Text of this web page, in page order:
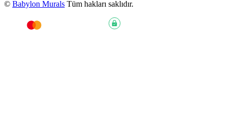
© Babylon Murals Tüm hakları saklıdır.